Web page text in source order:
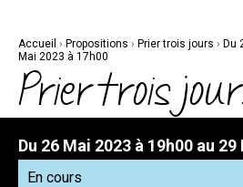
navigation
Accueil › Propositions › Prier trois jours › Du
Mai 2023 à 17h00
Prier trois
Du 26 Mai 2023 à 19h00 au
En cours